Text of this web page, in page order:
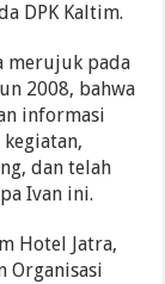
DPK Kaltim.
merujuk pada
2008, bahwa
informasi
dan telah
Ivan ini.
Hotel Jatra,
Organisasi